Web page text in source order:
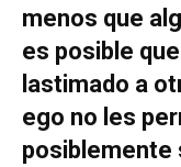
menos que
es posible
lastimado a
ego no les